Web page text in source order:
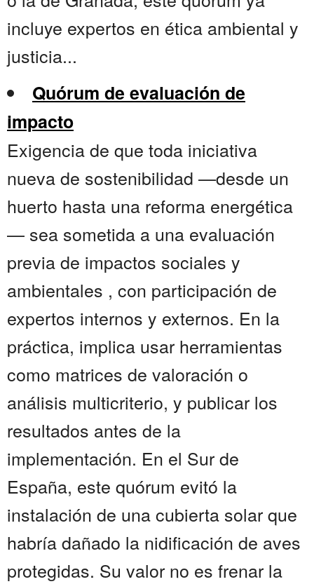
incluye expertos en ética ambiental y
justicia...
Quórum de evaluación de
impacto
Exigencia de que toda iniciativa
nueva de sostenibilidad —desde un
huerto hasta una reforma energética
— sea sometida a una evaluación
previa de impactos sociales y
ambientales , con participación de
expertos internos y externos. En la
práctica, implica usar herramientas
como matrices de valoración o
análisis multicriterio, y publicar los
resultados antes de la
implementación. En el Sur de
España, este quórum evitó la
instalación de una cubierta solar que
habría dañado la nidificación de aves
protegidas. Su valor no es frenar la